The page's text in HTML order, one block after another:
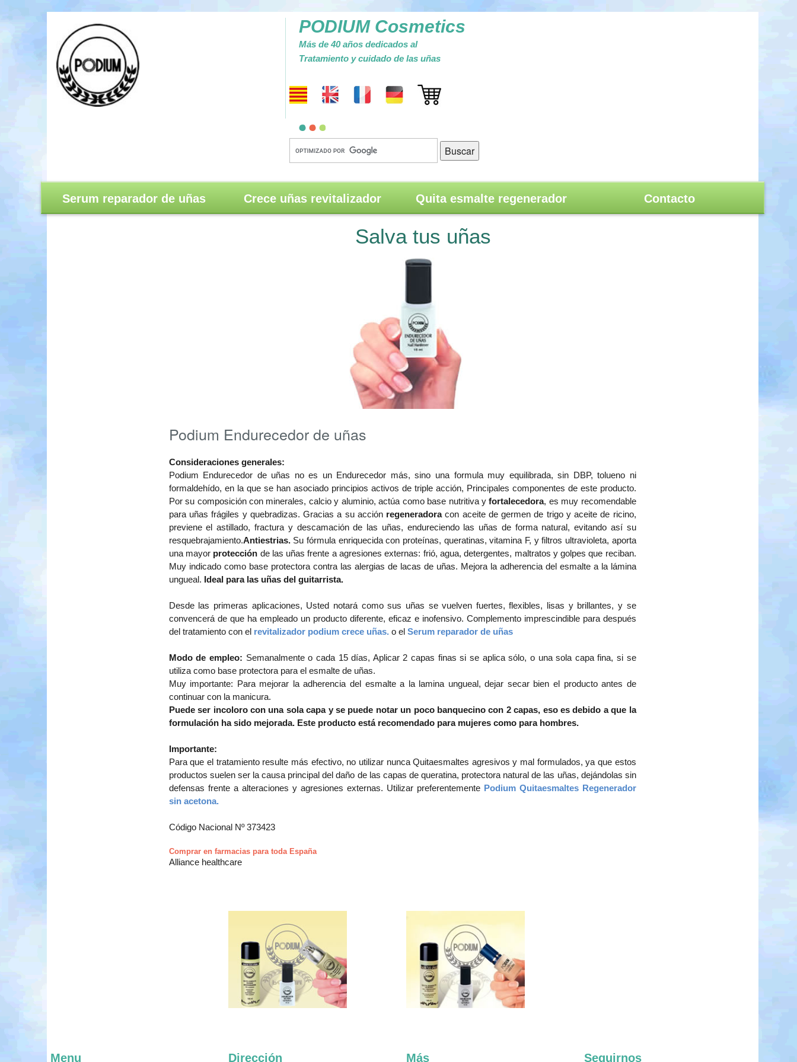
PODIUM Cosmetics
Más de 40 años dedicados al
Tratamiento y cuidado de las uñas
Serum reparador de uñas Crece uñas revitalizador Quita esmalte regenerador Contacto
Salva tus uñas
Podium Endurecedor de uñas
Consideraciones generales:
Podium Endurecedor de uñas no es un Endurecedor más, sino una formula muy equilibrada, sin DBP, tolueno ni
formaldehído, en la que se han asociado principios activos de triple acción, Principales componentes de este producto.
Por su composición con minerales, calcio y aluminio, actúa como base nutritiva yfortalecedora, es muy recomendable
para uñas frágiles y quebradizas. Gracias a su acción regeneradoracon aceite de germen de trigo y aceite de ricino,
previene el astillado, fractura y descamación de las uñas, endureciendo las uñas de forma natural, evitando así su
resquebrajamiento.Antiestrias.Su fórmula enriquecida con proteínas, queratinas, vitamina F, y filtros ultravioleta, aporta
una mayor protección de las uñas frente a agresiones externas: frió, agua, detergentes, maltratos y golpes que reciban.
Muy indicado como base protectora contra las alergias de lacas de uñas. Mejora la adherencia del esmalte a la lámina
ungueal. Ideal para las uñas del guitarrista.
Desde las primeras aplicaciones, Usted notará como sus uñas se vuelven fuertes, flexibles, lisas y brillantes, y se
convencerá de que ha empleado un producto diferente, eficaz e inofensivo. Complemento imprescindible para después
del tratamiento con el revitalizador podium crece uñas.o el Serum reparador de uñas
Modo de empleo: Semanalmente o cada 15 días, Aplicar 2 capas finas si se aplica sólo, o una sola capa fina, si se
utiliza como base protectora para el esmalte de uñas.
Muy importante: Para mejorar la adherencia del esmalte a la lamina ungueal, dejar secar bien el producto antes de
continuar con la manicura.
Puede ser incoloro con una sola capa y se puede notar un poco banquecino con 2 capas, eso es debido a que la
formulación ha sido mejorada. Este producto está recomendado para mujeres como para hombres.
Importante:
Para que el tratamiento resulte más efectivo, no utilizar nunca Quitaesmaltes agresivos y mal formulados, ya que estos
productos suelen ser la causa principal del daño de las capas de queratina, protectora natural de las uñas, dejándolas sin
defensas frente a alteraciones y agresiones externas. Utilizar preferentemente Podium Quitaesmaltes Regenerador
sin acetona.
Código Nacional Nº 373423
Comprar en farmacias para toda España
Alliance healthcare
Menu Dirección Más Seguirnos